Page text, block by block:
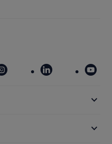
instagram linkedin
expand_more
expand_more